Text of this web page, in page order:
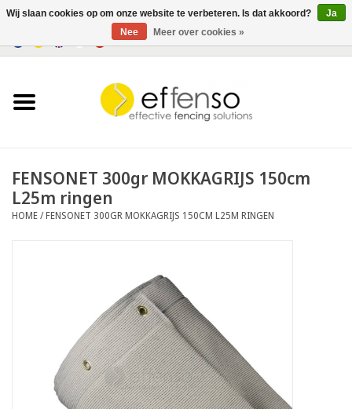
Verlichting
FENSONET 300gr MOKKAGRIJS 150cm
L25m ringen
HOME /FENSONET 300GR MOKKAGRIJS 150CM L25M RINGEN
Wij slaan cookies op om onze website te verbeteren. Is dat akkoord?
Ja
Nee
Meer over cookies »